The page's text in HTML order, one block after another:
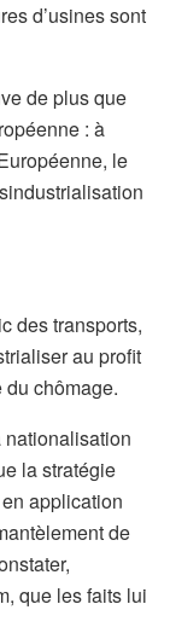
d’usines sont
de plus que
: à
le
des transports,
au profit
chômage.
la stratégie
application
de
que les faits lui